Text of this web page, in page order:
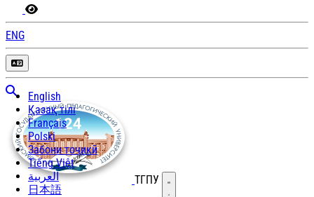
ENG
English
Қазақ тілі
Français
Polski
Забони тоҷикӣ
Tiếng Việt
العربية
日本語
ТГПУ Открыть меню